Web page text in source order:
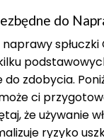
do
zdobycia.
ci
że używanie
ryzyko